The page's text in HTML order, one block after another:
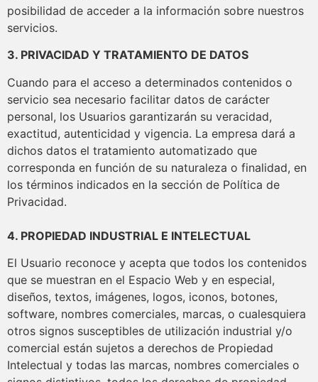
posibilidad de acceder a la información sobre nuestros
servicios.
3. PRIVACIDAD Y TRATAMIENTO DE DATOS
Cuando para el acceso a determinados contenidos o
servicio sea necesario facilitar datos de carácter
personal, los Usuarios garantizarán su veracidad,
exactitud, autenticidad y vigencia. La empresa dará a
dichos datos el tratamiento automatizado que
corresponda en función de su naturaleza o finalidad, en
los términos indicados en la sección de Política de
Privacidad.
4. PROPIEDAD INDUSTRIAL E INTELECTUAL
El Usuario reconoce y acepta que todos los contenidos
que se muestran en el Espacio Web y en especial,
diseños, textos, imágenes, logos, iconos, botones,
software, nombres comerciales, marcas, o cualesquiera
otros signos susceptibles de utilización industrial y/o
comercial están sujetos a derechos de Propiedad
Intelectual y todas las marcas, nombres comerciales o